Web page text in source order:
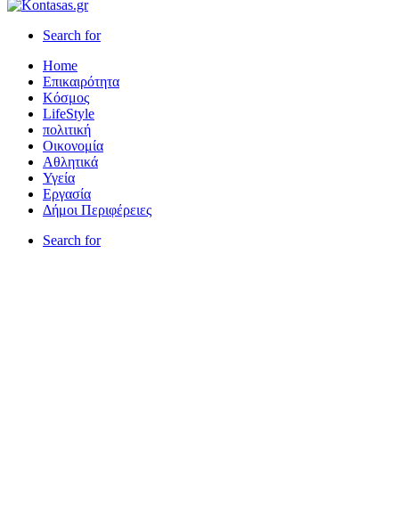
Search for
Home
Επικαιρότητα
Κόσμος
LifeStyle
πολιτική
Οικονομία
Αθλητικά
Υγεία
Εργασία
Δήμοι Περιφέρειες
Search for